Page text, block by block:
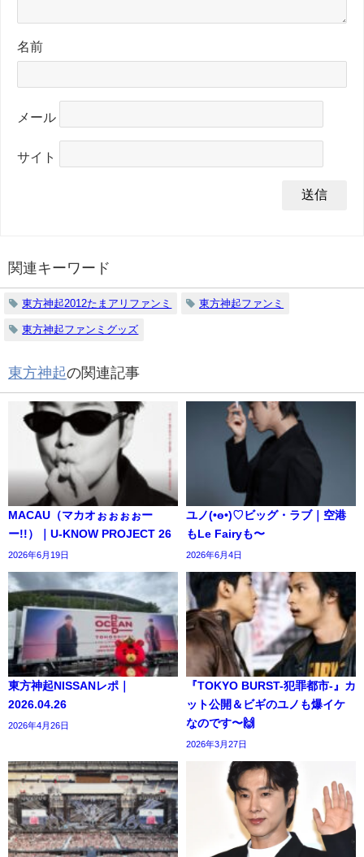
名前
メール
サイト
関連キーワード
東方神起2012たまアリファンミ 東方神起ファンミ
東方神起ファンミグッズ
東方神起の関連記事
MACAU（マカオぉぉぉぉー
ー!!）｜U-KNOW PROJECT 26
2026年6月19日
ユノ(•ө•)♡ビッグ・ラブ｜空港
もLe Fairyも〜
2026年6月4日
東方神起NISSANレポ｜
2026.04.26
2026年4月26日
『TOKYO BURST-犯罪都市-』カ
ット公開＆ビギのユノも爆イケ
なのです〜🙌
2026年3月27日